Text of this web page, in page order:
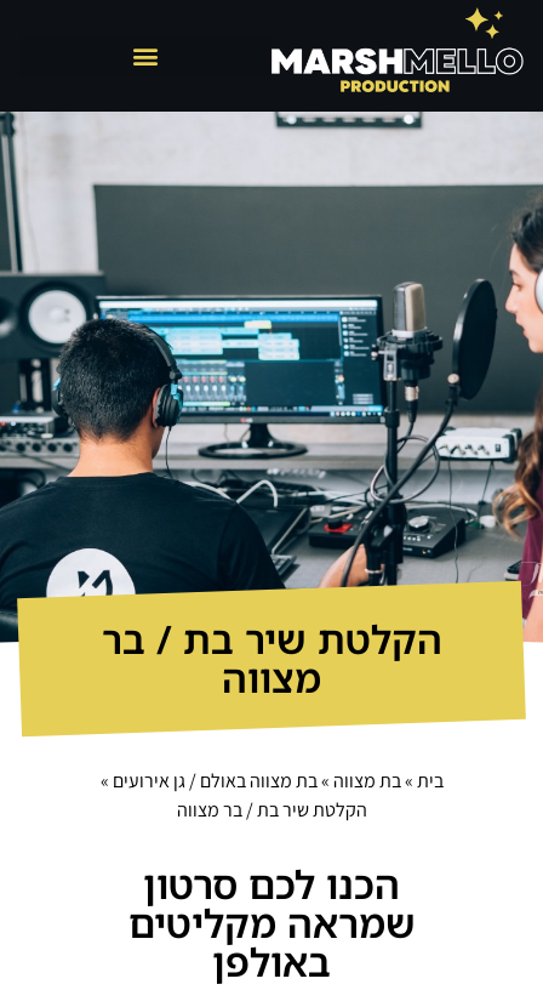
הקלטת שיר בת / בר
מצווה
בית»בת מצווה »בת מצווה באולם / גן אירועים »
הקלטת שיר בת / בר מצווה
הכנו לכם סרטון
שמראה מקליטים
באולפן